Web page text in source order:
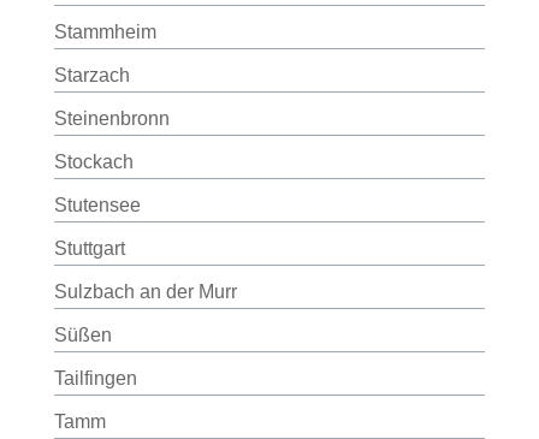
Stammheim
Starzach
Steinenbronn
Stockach
Stutensee
Stuttgart
Sulzbach an der Murr
Süßen
Tailfingen
Tamm